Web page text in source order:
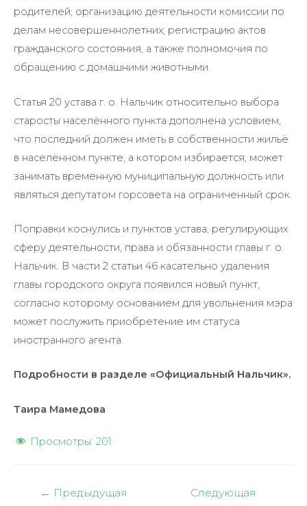
родителей; организацию деятельности комиссии по
делам несовершеннолетних; регистрацию актов
гражданского состояния, а также полномочия по
обращению с домашними животными.
Статья 20 устава г. о. Нальчик относительно выбора
старосты населённого пункта дополнена условием,
что последний должен иметь в собственности жильё
в населённом пункте, а котором избирается; может
занимать временную муниципальную должность или
являться депутатом горсовета на ограниченный срок.
Поправки коснулись и пунктов устава, регулирующих
сферу деятельности, права и обязанности главы г. о.
Нальчик. В части 2 статьи 46 касательно удаления
главы городского округа появился новый пункт,
согласно которому основанием для увольнения мэра
может послужить приобретение им статуса
иностранного агента.
Подробности в разделе «Официальный Нальчик».
Таира Мамедова
Просмотры: 201
Навигация
← Предыдущая Следующая